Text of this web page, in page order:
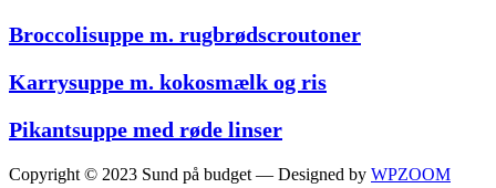
Broccolisuppe m. rugbrødscroutoner
Karrysuppe m. kokosmælk og ris
Pikantsuppe med røde linser
Copyright © 2023 Sund på budget — Designed by WPZOOM